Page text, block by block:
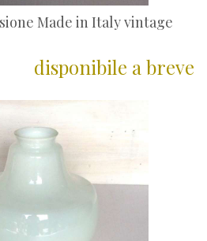
Made in Italy vintage
disponibile a breve